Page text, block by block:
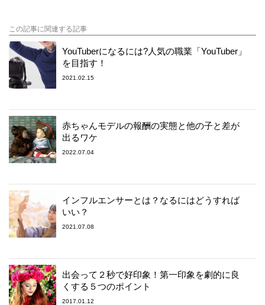
この記事に関連する記事
YouTuberになるには?人気の職業「YouTuber」
を目指す！
2021.02.15
赤ちゃんモデルの報酬の実態と他の子と差が
出るワケ
2022.07.04
インフルエンサーとは？なるにはどうすれば
いい？
2021.07.08
出会って２秒で好印象！第一印象を劇的に良
くする５つのポイント
2017.01.12